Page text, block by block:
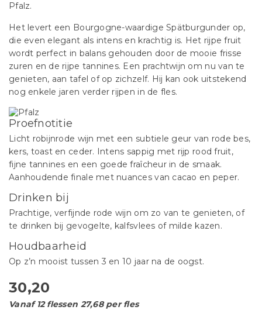
Pfalz.
Het levert een Bourgogne-waardige Spätburgunder op,
die even elegant als intens en krachtig is. Het rijpe fruit
wordt perfect in balans gehouden door de mooie frisse
zuren en de rijpe tannines. Een prachtwijn om nu van te
genieten, aan tafel of op zichzelf. Hij kan ook uitstekend
nog enkele jaren verder rijpen in de fles.
Proefnotitie
Licht robijnrode wijn met een subtiele geur van rode bes,
kers, toast en ceder. Intens sappig met rijp rood fruit,
fijne tannines en een goede fraîcheur in de smaak.
Aanhoudende finale met nuances van cacao en peper.
Drinken bij
Prachtige, verfijnde rode wijn om zo van te genieten, of
te drinken bij gevogelte, kalfsvlees of milde kazen.
Houdbaarheid
Op z’n mooist tussen 3 en 10 jaar na de oogst.
30,20
Vanaf 12 flessen 27,68 per fles